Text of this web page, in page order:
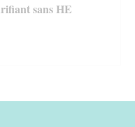
sans HE